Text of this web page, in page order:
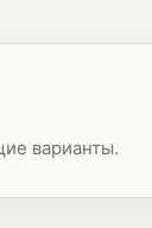
варианты.